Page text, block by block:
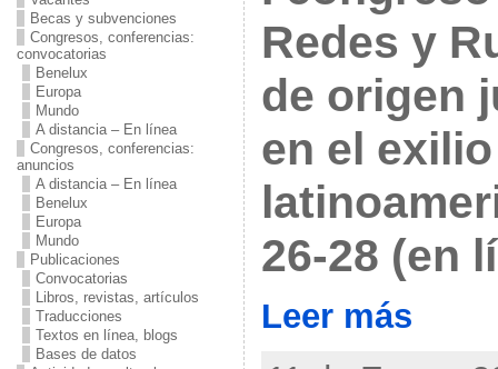
Becas y subvenciones
Congresos, conferencias:
convocatorias
Benelux
Europa
Mundo
A distancia – En línea
Congresos, conferencias:
anuncios
A distancia – En línea
Benelux
Europa
Mundo
Publicaciones
Convocatorias
Libros, revistas, artículos
Traducciones
Textos en línea, blogs
Bases de datos
Redes y
de origen
en el exilio
26-28 (en
Leer más